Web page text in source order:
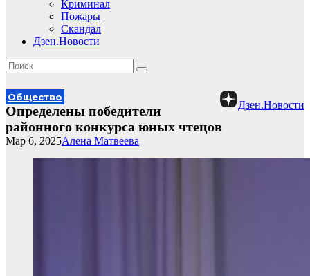
Криминал
Пожары
Скандал
Дзен.Новости
Дзен.Новости
Общество
Определены победители
районного конкурса юных чтецов
Алена Матвеева
Мар 6, 2025